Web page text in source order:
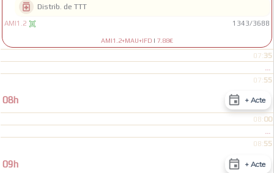
 Distrib. de TTT
AMI1.2  1343/3688
AMI1.2+MAU+IFD | 7.88€
07:35
07:55
08h  + Acte
08:00
...
08:55
09h  + Acte